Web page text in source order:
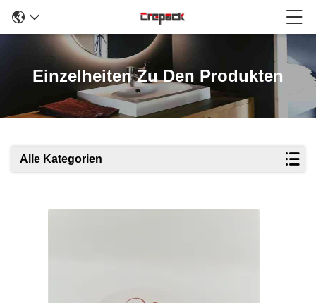
Einzelheiten Zu Den Produkten
Alle Kategorien